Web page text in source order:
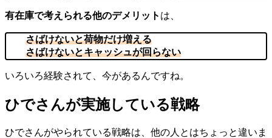
有在庫で考えられる他のデメリット は、
さばけないと荷物だけ増える
さばけないとキャッシュが回らない
いろいろ経験されて、今があるんですね。
ひでさんが実施している戦略
ひでさんがやられている戦略は、他の人とはちょっと違いま